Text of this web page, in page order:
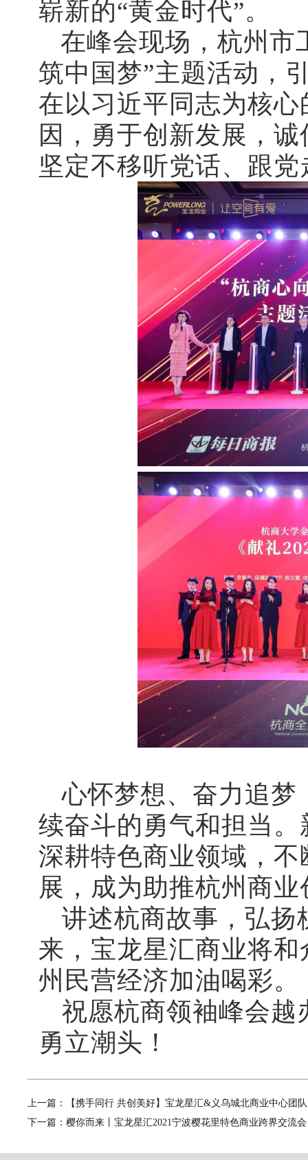
崭新的“黄金时代”。
在峰会现场，杭州市
筑中国梦”主题活动，
在以习近平同志为核
因，勇于创新发展，
坚定不移听党话、跟党
心怀梦想、奋力追梦
续奋斗的勇气和担当。
深耕特色商业领域，不
展，成为助推杭州商业
讲述杭商故事，弘扬
来，宝龙星汇商业将
州民营经济加油喝彩。
祝愿杭商领袖峰会越
勇立潮头！
上一篇：
【携手同行 共创美好】宝龙星汇&义乌城北商业中心团
下一篇： 樱你而来丨宝龙星汇2021宁波樱花里特色商业跨界交流会